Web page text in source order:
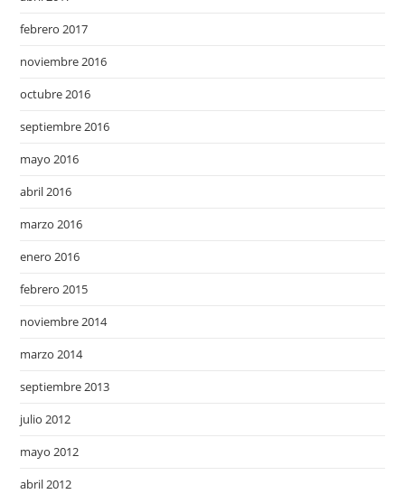
febrero 2017
noviembre 2016
octubre 2016
septiembre 2016
mayo 2016
abril 2016
marzo 2016
enero 2016
febrero 2015
noviembre 2014
marzo 2014
septiembre 2013
julio 2012
mayo 2012
abril 2012